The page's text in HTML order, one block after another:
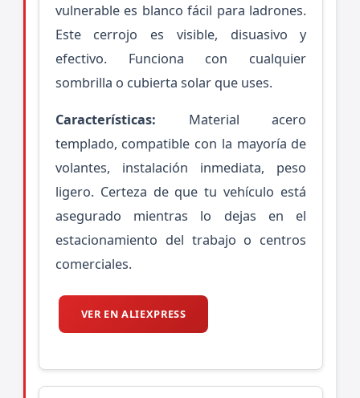
vulnerable es blanco fácil para ladrones.
Este cerrojo es visible, disuasivo y
efectivo. Funciona con cualquier
sombrilla o cubierta solar que uses.
Características: Material acero
templado, compatible con la mayoría de
volantes, instalación inmediata, peso
ligero. Certeza de que tu vehículo está
asegurado mientras lo dejas en el
estacionamiento del trabajo o centros
comerciales.
VER EN ALIEXPRESS